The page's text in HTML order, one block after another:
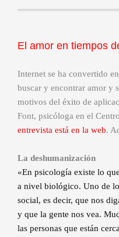
El amor en tiempos
Internet se ha convertido
buscar y encontrar amor y
motivos del éxito de
Font, psicóloga en el
entrevista está en la web.
La deshumanización
«En psicología existe lo
a nivel biológico. Uno de
social, es decir, que nos
y que la gente nos vea.
las personas que están